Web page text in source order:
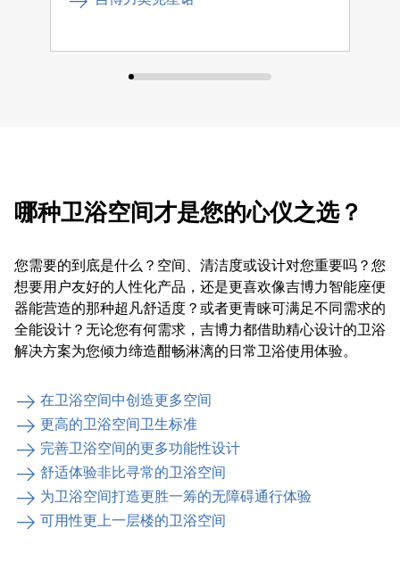
哪种卫浴空间才是您的心仪之选？
您需要的到底是什么？空间、清洁度或设计对您重要吗？您
想要用户友好的人性化产品，还是更喜欢像吉博力智能座便
器能营造的那种超凡舒适度？或者更青睐可满足不同需求的
全能设计？无论您有何需求，吉博力都借助精心设计的卫浴
解决方案为您倾力缔造酣畅淋漓的日常卫浴使用体验。
在卫浴空间中创造更多空间
更高的卫浴空间卫生标准
完善卫浴空间的更多功能性设计
舒适体验非比寻常的卫浴空间
为卫浴空间打造更胜一筹的无障碍通行体验
可用性更上一层楼的卫浴空间